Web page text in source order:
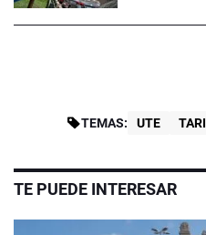
TEMAS: UTE
TE PUEDE INTERESAR